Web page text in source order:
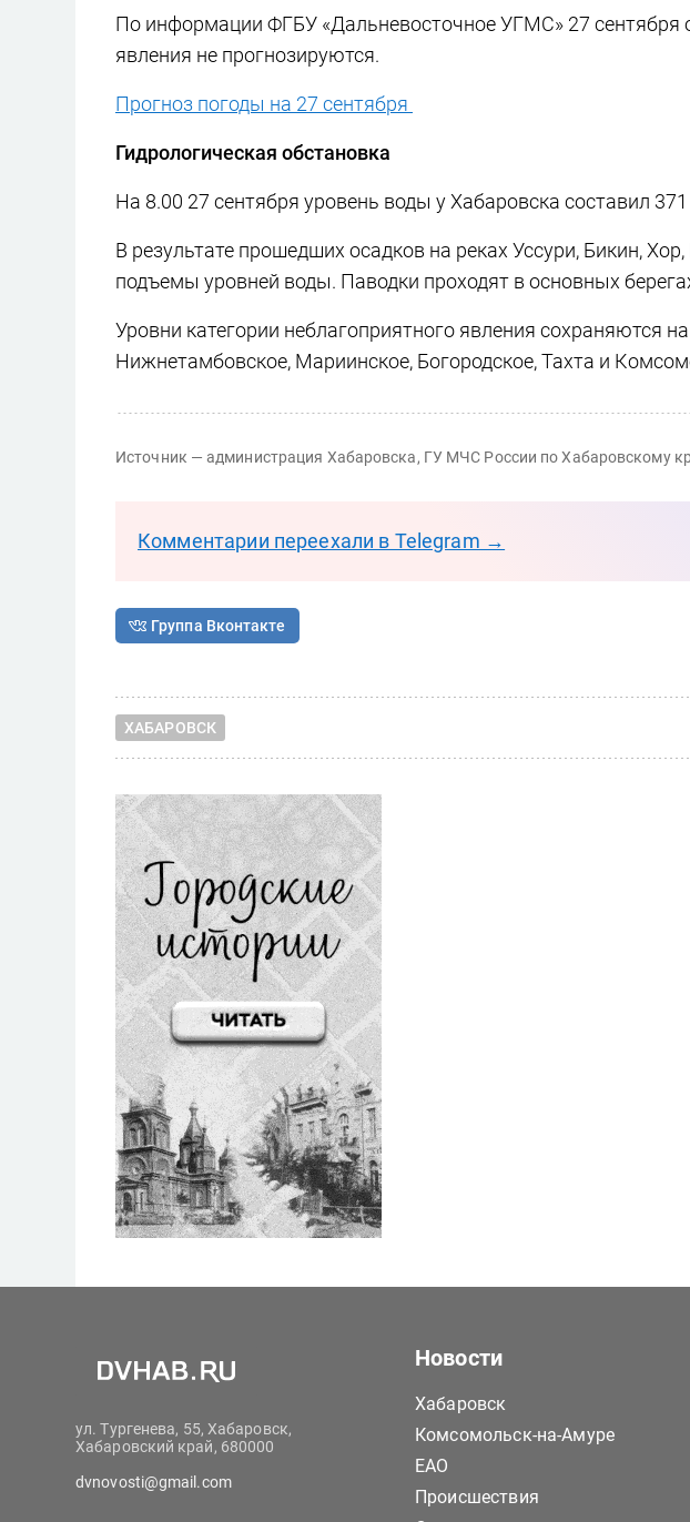
По информации ФГБУ «Дальневосточное УГМС» 27 сентября
явления не прогнозируются.
Прогноз погоды на 27 сентября
Гидрологическая обстановка
На 8.00 27 сентября уровень воды у Хабаровска составил
В результате прошедших осадков на реках Уссури, Бикин,
подъемы уровней воды. Паводки проходят в основных
Уровни категории неблагоприятного явления сохраняются
Нижнетамбовское, Мариинское, Богородское, Тахта и
Источник — администрация Хабаровска, ГУ МЧС России по Хабаровскому
Комментарии переехали в Telegram →
Группа Вконтакте
ХАБАРОВСК
ул. Тургенева, 55, Хабаровск,
Хабаровский край, 680000
dvnovosti@gmail.com
Новости
Хабаровск
Комсомольск-на-Амуре
ЕАО
Происшествия